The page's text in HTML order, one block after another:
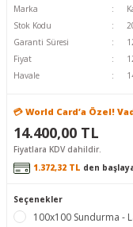
Marka
Stok Kodu
Garanti Süresi
Fiyat
Havale
💳 World Card’a Özel!
14.400,00 TL
Fiyatlara KDV dahildir.
1.372,32 TL den
Seçenekler
100x100 Sundurma -